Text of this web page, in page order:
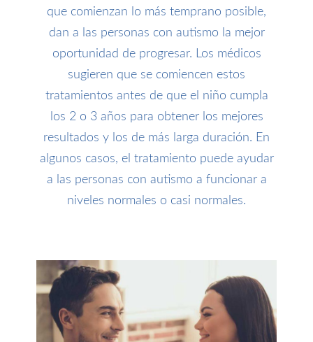
que comienzan lo más temprano posible,
dan a las personas con autismo la mejor
oportunidad de progresar. Los médicos
sugieren que se comiencen estos
tratamientos antes de que el niño cumpla
los 2 o 3 años para obtener los mejores
resultados y los de más larga duración. En
algunos casos, el tratamiento puede ayudar
a las personas con autismo a funcionar a
niveles normales o casi normales.